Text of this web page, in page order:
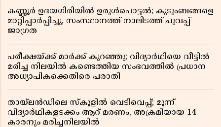
കണ്ണൂർ ഉദയഗിരിയിൽ ഉരുൾപൊട്ടൽ; കുടുംബങ്ങളെ
മാറ്റിപ്പാർപ്പിച്ചു, സംസ്ഥാനത്ത് നാലിടത്ത് ചുവപ്പ്
ജാഗ്രത
പരീക്ഷയ്ക്ക് മാർക്ക് കുറഞ്ഞു; വിദ്യാർഥിയെ വീട്ടിൽ
മരിച്ച നിലയിൽ കണ്ടെത്തിയ സംഭവത്തിൽ പ്രധാന
അധ്യാപികക്കെതിരെ പരാതി
തായ്‌ലൻഡിലെ സ്‌കൂളിൽ വെടിവെപ്പ്; മൂന്ന്
വിദ്യാർഥികളടക്കം ആറ് മരണം, അക്രമിയായ 14
കാരനും മരിച്ചനിലയിൽ